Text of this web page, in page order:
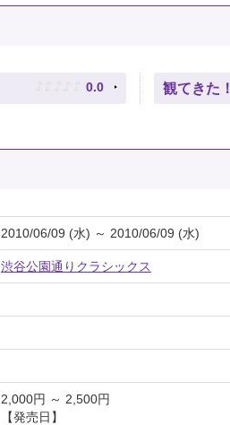
♪ ♪ ♪ ♪ ♪ 0.0 観てきた！
2010/06/09 (水) ～ 2010/06/09 (水)
渋谷公園通りクラシックス
2,000円 ～ 2,500円
【発売日】